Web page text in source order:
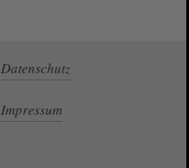
Datenschutz
Impressum